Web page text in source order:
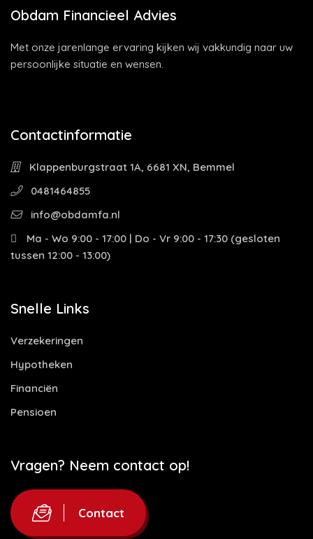
Obdam Financieel Advies
Met onze jarenlange ervaring kijken wij vakkundig naar uw
persoonlijke situatie en wensen.
Contactinformatie
Klappenburgstraat 1A, 6681 XN, Bemmel
0481464855
info@obdamfa.nl
Ma - Wo 9:00 - 17:00 | Do - Vr 9:00 - 17:30 (gesloten
tussen 12:00 - 13:00)
Snelle Links
Verzekeringen
Hypotheken
Financiën
Pensioen
Vragen? Neem contact op!
Contact